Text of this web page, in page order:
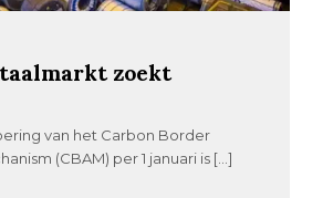
zoekt
van het Carbon Border
(CBAM) per 1 januari is […]